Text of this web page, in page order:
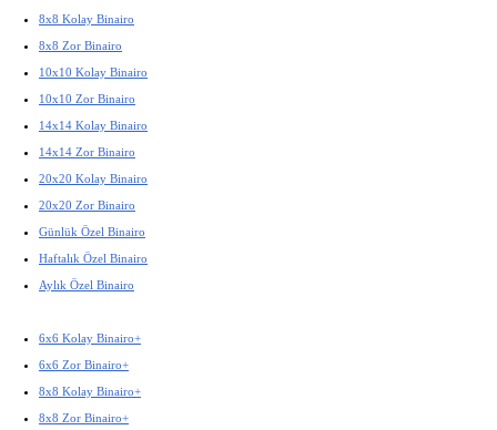
8x8 Kolay Binairo
8x8 Zor Binairo
10x10 Kolay Binairo
10x10 Zor Binairo
14x14 Kolay Binairo
14x14 Zor Binairo
20x20 Kolay Binairo
20x20 Zor Binairo
Günlük Özel Binairo
Haftalık Özel Binairo
Aylık Özel Binairo
6x6 Kolay Binairo+
6x6 Zor Binairo+
8x8 Kolay Binairo+
8x8 Zor Binairo+